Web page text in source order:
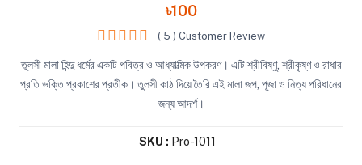
৳100
( 5 ) Customer Review
তুলসী মালা হিন্দু ধর্মের একটি পবিত্র ও আধ্যাত্মিক উপকরণ। এটি শ্রীবিষ্ণু, শ্রীকৃষ্ণ ও রাধার
প্রতি ভক্তি প্রকাশের প্রতীক। তুলসী কাঠ দিয়ে তৈরি এই মালা জপ, পূজা ও নিত্য পরিধানের
জন্য আদর্শ।
SKU : Pro-1011